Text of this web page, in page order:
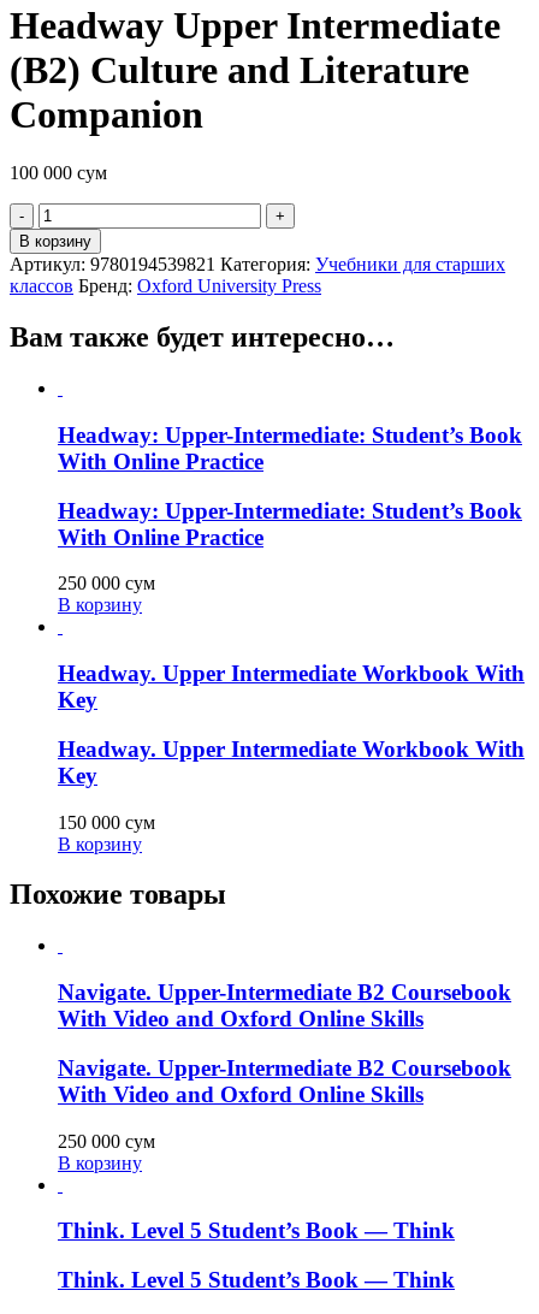
Headway Upper Intermediate
(B2) Culture and Literature
Companion
100 000 сум
Quantity
В корзину
Артикул: 9780194539821 Категория: Учебники для старших
классов Бренд: Oxford University Press
Вам также будет интересно…
Headway: Upper-Intermediate: Student’s Book
With Online Practice
Headway: Upper-Intermediate: Student’s Book
With Online Practice
250 000 сум
В корзину
Headway. Upper Intermediate Workbook With
Key
Headway. Upper Intermediate Workbook With
Key
150 000 сум
В корзину
Похожие товары
Navigate. Upper-Intermediate B2 Coursebook
With Video and Oxford Online Skills
Navigate. Upper-Intermediate B2 Coursebook
With Video and Oxford Online Skills
250 000 сум
В корзину
Think. Level 5 Student’s Book — Think
Think. Level 5 Student’s Book — Think